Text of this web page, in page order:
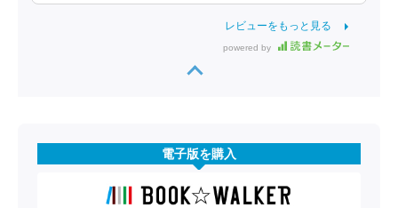
レビューをもっと見る
powered by
電子版を購入